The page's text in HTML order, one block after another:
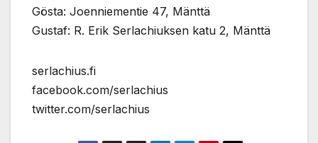
Gösta: Joenniementie 47, Mänttä
Gustaf: R. Erik Serlachiuksen katu 2, Mänttä
serlachius.fi
facebook.com/serlachius
twitter.com/serlachius